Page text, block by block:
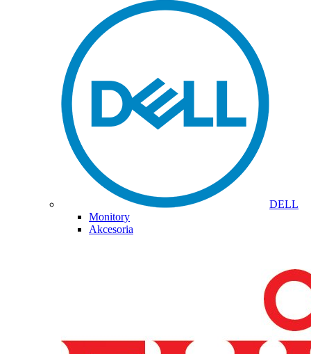
DELL
Monitory
Akcesoria